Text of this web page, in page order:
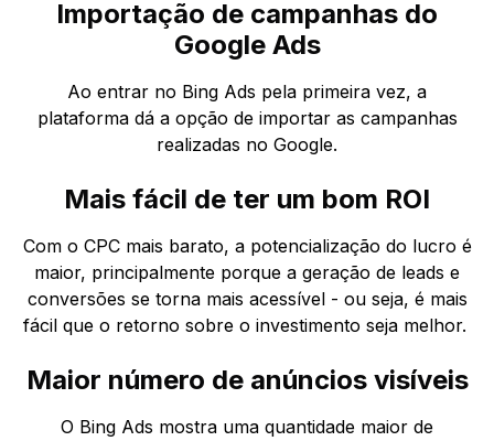
Importação de campanhas do
Google Ads
Ao entrar no Bing Ads pela primeira vez, a
plataforma dá a opção de importar as campanhas
realizadas no Google.
Mais fácil de ter um bom ROI
Com o CPC mais barato, a potencialização do lucro é
maior, principalmente porque a geração de leads e
conversões se torna mais acessível - ou seja, é mais
fácil que o retorno sobre o investimento seja melhor.
Maior número de anúncios visíveis
O Bing Ads mostra uma quantidade maior de